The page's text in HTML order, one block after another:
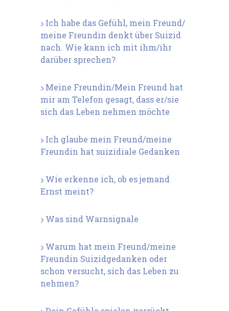
Ich habe das Gefühl, mein Freund/
meine Freundin denkt über Suizid
nach. Wie kann ich mit ihm/ihr
darüber sprechen?
Meine Freundin/Mein Freund hat
mir am Telefon gesagt, dass er/sie
sich das Leben nehmen möchte
Ich glaube mein Freund/meine
Freundin hat suizidiale Gedanken
Wie erkenne ich, ob es jemand
Ernst meint?
Was sind Warnsignale
Warum hat mein Freund/meine
Freundin Suizidgedanken oder
schon versucht, sich das Leben zu
nehmen?